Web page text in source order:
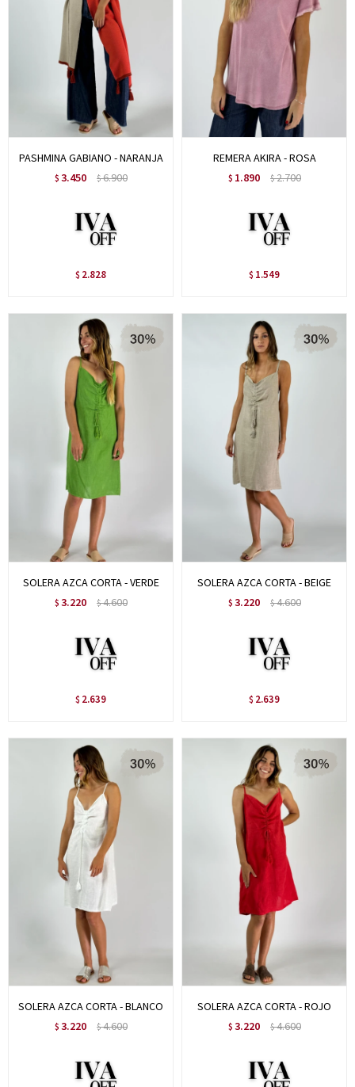
PASHMINA GABIANO - NARANJA
$ 3.450 $6.900
$ 2.828
REMERA AKIRA - ROSA
$ 1.890 $2.700
$ 1.549
SOLERA AZCA CORTA - VERDE
$ 3.220 $4.600
$ 2.639
SOLERA AZCA CORTA - BEIGE
$ 3.220 $4.600
$ 2.639
SOLERA AZCA CORTA - BLANCO
$ 3.220 $4.600
SOLERA AZCA CORTA - ROJO
$ 3.220 $4.600